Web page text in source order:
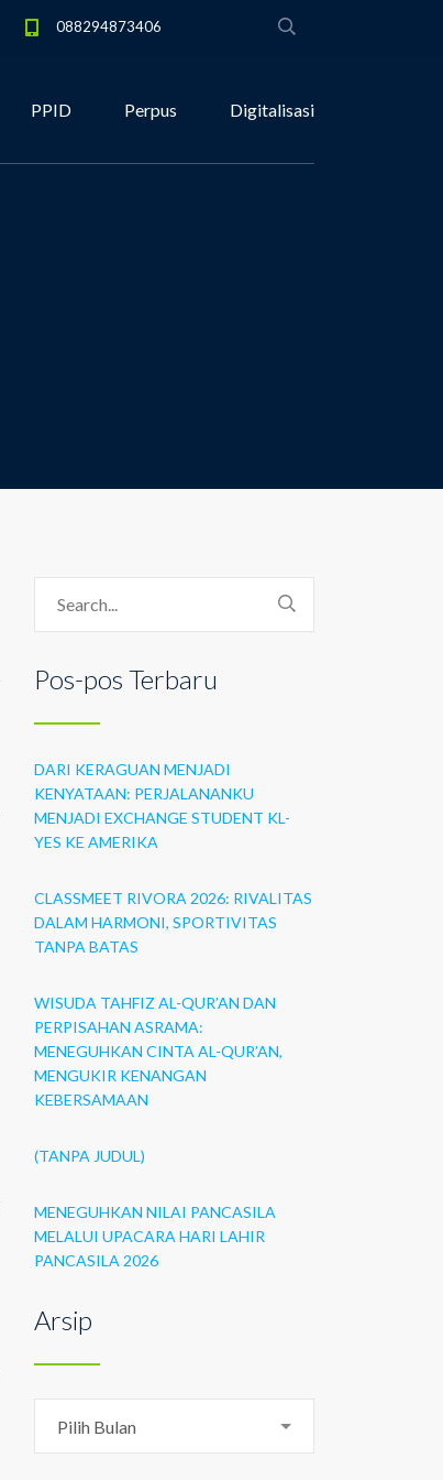
088294873406
PPID Perpus Digitalisasi
Pos-pos Terbaru
DARI KERAGUAN MENJADI
KENYATAAN: PERJALANANKU
MENJADI EXCHANGE STUDENT KL-
YES KE AMERIKA
CLASSMEET RIVORA 2026: RIVALITAS
DALAM HARMONI, SPORTIVITAS
TANPA BATAS
WISUDA TAHFIZ AL-QUR’AN DAN
PERPISAHAN ASRAMA:
MENEGUHKAN CINTA AL-QUR’AN,
MENGUKIR KENANGAN
KEBERSAMAAN
(TANPA JUDUL)
MENEGUHKAN NILAI PANCASILA
MELALUI UPACARA HARI LAHIR
PANCASILA 2026
Arsip
Pilih Bulan